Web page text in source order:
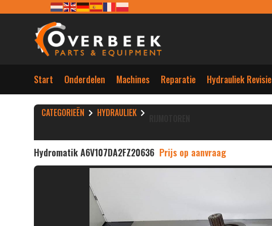
Start Onderdelen Machines Reparatie Hydrauliek Revisie
CATEGORIEËN HYDRAULIEK
Hydromatik A6V107DA2FZ20636 Prijs op aanvraag